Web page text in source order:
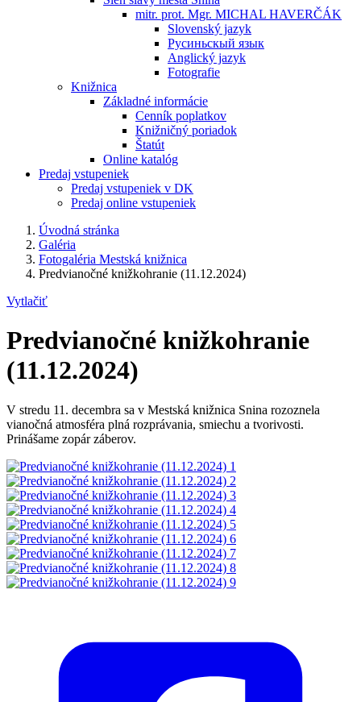
mitr. prot. Mgr. MICHAL HAVERČÁK
Slovenský jazyk
Русиньскый язык
Anglický jazyk
Fotografie
Knižnica
Základné informácie
Cenník poplatkov
Knižničný poriadok
Štatút
Online katalóg
Predaj vstupeniek
Predaj vstupeniek v DK
Predaj online vstupeniek
Úvodná stránka
Galéria
Fotogaléria Mestská knižnica
Predvianočné knižkohranie (11.12.2024)
Vytlačiť
Predvianočné knižkohranie
(11.12.2024)
V stredu 11. decembra sa v Mestská knižnica Snina rozoznela
vianočná atmosféra plná rozprávania, smiechu a tvorivosti.
Prinášame zopár záberov.